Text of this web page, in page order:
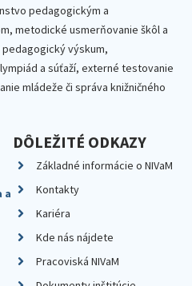
pedagogickým a
metodické usmerňovanie škôl a
výskum,
a súťaží, externé testovanie
mládeže či správa knižničného
a
DÔLEŽITÉ ODKAZY
Základné informácie o NIVaM
Kontakty
Kariéra
Kde nás nájdete
Pracoviská NIVaM